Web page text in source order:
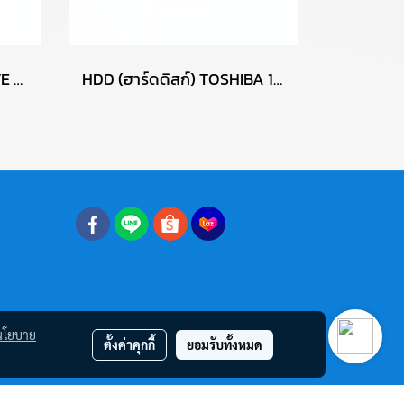
HDD (ฮาร์ดดิสก์) SEAGATE BARRACUDA (ST1000DM010) 1TB SATA 3.5 P16385 HDD (ฮาร์ดดิสก์) TOSHIBA 1TB (DT01ACA100) SATA 3.5 P14314
ยบาย
ตั้งค่าคุกกี้ ยอมรับทั้งหมด